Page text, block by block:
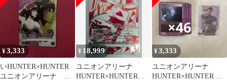
¥3,333
いHUNTER×HUNTER
ユニオンアリーナ ヒ
¥ 18,999
ユニオンアリーナ
HUNTER×HUNTER
¥3,333
ユニオンアリーナ
HUNTER×HUNTER ヒ